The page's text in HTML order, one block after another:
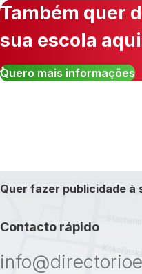
Também quer
sua escola
Quero mais informações
Quer fazer publicidade à
Contacto rápido